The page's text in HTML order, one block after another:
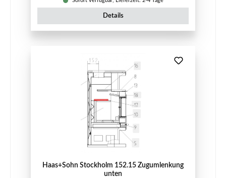
Details
Haas+Sohn Stockholm 152.15 Zugumlenkung
unten